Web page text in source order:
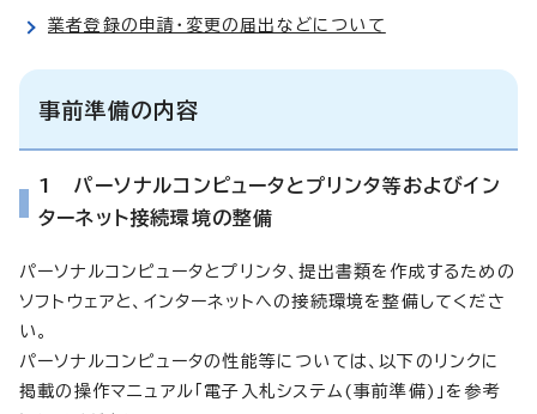
業者登録の申請・変更の届出などについて
事前準備の内容
1 パーソナルコンピュータとプリンタ等およびイン
ターネット接続環境の整備
パーソナルコンピュータとプリンタ、提出書類を作成するための
ソフトウェアと、インターネットへの接続環境を整備してくださ
い。
パーソナルコンピュータの性能等については、以下のリンクに
掲載の操作マニュアル「電子入札システム(事前準備)」を参考